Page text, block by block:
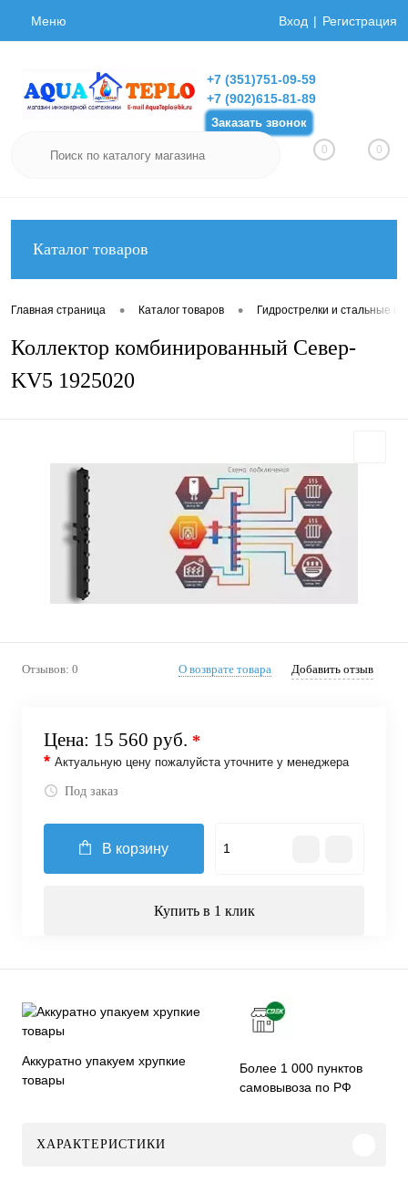
Меню Вход Регистрация
+7 (351)751-09-59
+7 (902)615-81-89
Заказать звонок
0 0
Каталог товаров
Главная страница • Каталог товаров • Гидрострелки и стальные
Коллектор комбинированный Север-
KV5 1925020
Отзывов: 0 О возврате товара Добавить отзыв
Цена: 15 560 руб. *
* Актуальную цену пожалуйста уточните у менеджера
Под заказ
В корзину
Купить в 1 клик
Аккуратно упакуем хрупкие
товары
Более 1 000 пунктов
самовывоза по РФ
ХАРАКТЕРИСТИКИ